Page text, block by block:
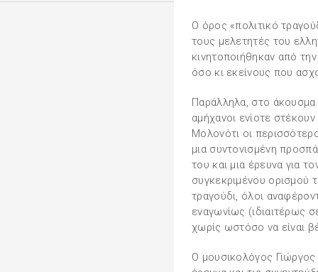
Ο όρος «πολιτικό
τους μελετητές του
κινητοποιήθηκαν από
όσο κι εκείνους που
Παράλληλα, στο άκουσμα
αμήχανοι ενίοτε στέκουν
Μολονότι οι
μια συντονισμένη
του και μια έρευνα για
συγκεκριμένου ορισμού
τραγούδι, όλοι
εναγωνίως (ιδιαιτέρως
χωρίς ωστόσο να είναι
Ο μουσικολόγος